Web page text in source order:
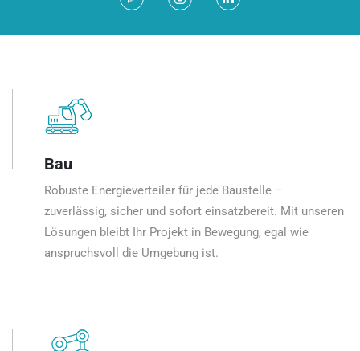
Bau
Robuste Energieverteiler für jede Baustelle –
zuverlässig, sicher und sofort einsatzbereit. Mit unseren
Lösungen bleibt Ihr Projekt in Bewegung, egal wie
anspruchsvoll die Umgebung ist.